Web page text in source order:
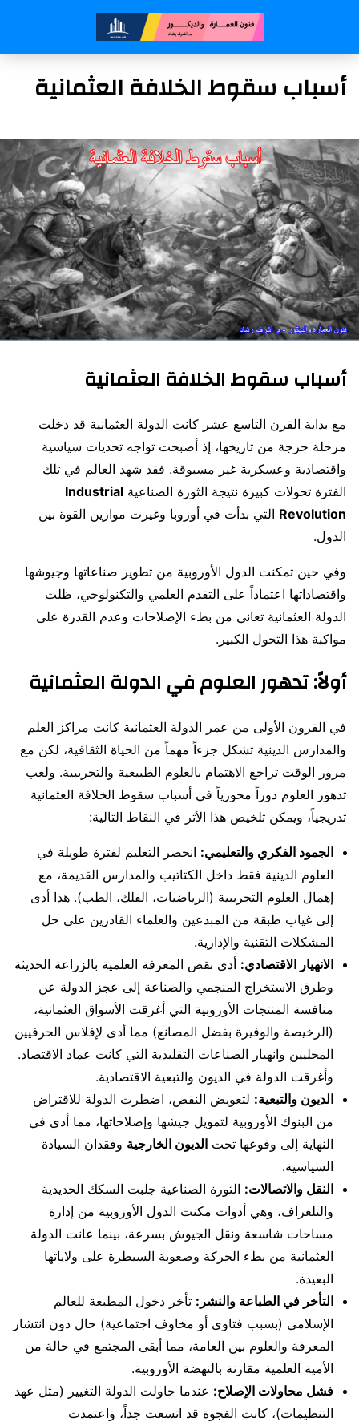
أسباب سقوط الخلافة العثمانية
أسباب سقوط الخلافة العثمانية
مع بداية القرن التاسع عشر كانت الدولة العثمانية قد دخلت
مرحلة حرجة من تاريخها، إذ أصبحت تواجه تحديات سياسية
واقتصادية وعسكرية غير مسبوقة. فقد شهد العالم في تلك
الفترة تحولات كبيرة نتيجة الثورة الصناعية Industrial
Revolution التي بدأت في أوروبا وغيرت موازين القوة بين
الدول.
وفي حين تمكنت الدول الأوروبية من تطوير صناعاتها وجيوشها
واقتصاداتها اعتماداً على التقدم العلمي والتكنولوجي، ظلت
الدولة العثمانية تعاني من بطء الإصلاحات وعدم القدرة على
مواكبة هذا التحول الكبير.
أولاً: تدهور العلوم في الدولة العثمانية
في القرون الأولى من عمر الدولة العثمانية كانت مراكز العلم
والمدارس الدينية تشكل جزءاً مهماً من الحياة الثقافية، لكن مع
مرور الوقت تراجع الاهتمام بالعلوم الطبيعية والتجريبية. ولعب
تدهور العلوم دوراً محورياً في أسباب سقوط الخلافة العثمانية
تدريجياً، ويمكن تلخيص هذا الأثر في النقاط التالية:
الجمود الفكري والتعليمي: انحصر التعليم لفترة طويلة في
العلوم الدينية فقط داخل الكتاتيب والمدارس القديمة، مع
إهمال العلوم التجريبية (الرياضيات، الفلك، الطب). هذا أدى
إلى غياب طبقة من المبدعين والعلماء القادرين على حل
المشكلات التقنية والإدارية.
الانهيار الاقتصادي: أدى نقص المعرفة العلمية بالزراعة الحديثة
وطرق الاستخراج المنجمي والصناعة إلى عجز الدولة عن
منافسة المنتجات الأوروبية التي أغرقت الأسواق العثمانية،
(الرخيصة والوفيرة بفضل المصانع) مما أدى لإفلاس الحرفيين
المحليين وانهيار الصناعات التقليدية التي كانت عماد الاقتصاد.
وأغرقت الدولة في الديون والتبعية الاقتصادية.
الديون والتبعية: لتعويض النقص، اضطرت الدولة للاقتراض
من البنوك الأوروبية لتمويل جيشها وإصلاحاتها، مما أدى في
النهاية إلى وقوعها تحت الديون الخارجية وفقدان السيادة
السياسية.
النقل والاتصالات: الثورة الصناعية جلبت السكك الحديدية
والتلغراف، وهي أدوات مكنت الدول الأوروبية من إدارة
مساحات شاسعة ونقل الجيوش بسرعة، بينما عانت الدولة
العثمانية من بطء الحركة وصعوبة السيطرة على ولاياتها
البعيدة.
التأخر في الطباعة والنشر: تأخر دخول المطبعة للعالم
الإسلامي (بسبب فتاوى أو مخاوف اجتماعية) حال دون انتشار
المعرفة والعلوم بين العامة، مما أبقى المجتمع في حالة من
الأمية العلمية مقارنة بالنهضة الأوروبية.
فشل محاولات الإصلاح: عندما حاولت الدولة التغيير (مثل عهد
التنظيمات)، كانت الفجوة قد اتسعت جداً، واعتمدت